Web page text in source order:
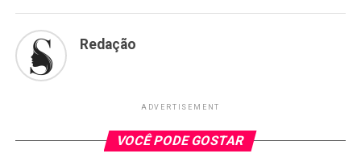
Redação
ADVERTISEMENT
VOCÊ PODE GOSTAR